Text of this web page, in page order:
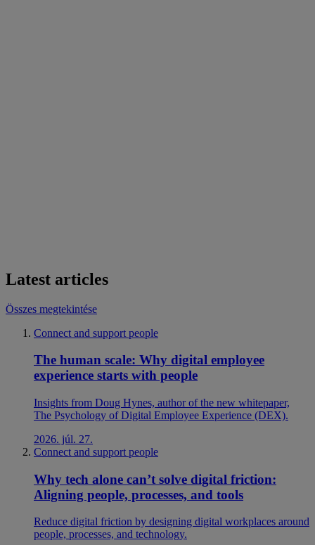
Latest articles
Összes megtekintése
Connect and support people
The human scale: Why digital employee
experience starts with people
Insights from Doug Hynes, author of the new whitepaper,
The Psychology of Digital Employee Experience (DEX).
2026. júl. 27.
Connect and support people
Why tech alone can’t solve digital friction:
Aligning people, processes, and tools
Reduce digital friction by designing digital workplaces around
people, processes, and technology.